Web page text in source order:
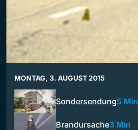
MONTAG, 3. AUGUST 2015
Sondersendung5 Min
Brandursache3 Min